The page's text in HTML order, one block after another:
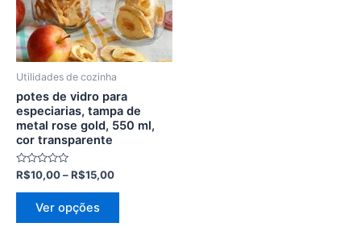
Utilidades de cozinha
potes de vidro para
especiarias, tampa de
metal rose gold, 550 ml,
cor transparente
Avaliação
0
de
R$10,00–R$15,00
Ver opções
As
opções
podem
na
página